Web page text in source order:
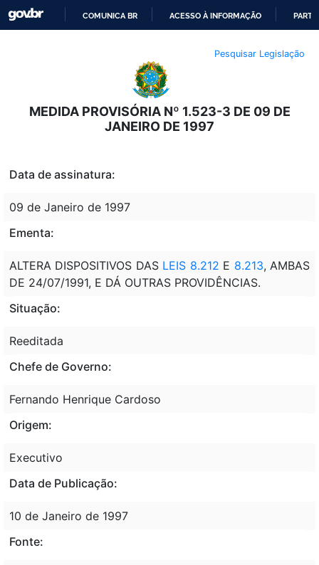
O
CONTEÚDO
COMUNICA BR ACESSO À INFORMAÇÃO
Pesquisar Legislação
MEDIDA PROVISÓRIA Nº 1.523-3 DE 09 DE
JANEIRO DE 1997
Data de assinatura:
09 de Janeiro de 1997
Ementa:
ALTERA DISPOSITIVOS DAS LEIS 8.212 E 8.213, AMBAS
DE 24/07/1991, E DÁ OUTRAS PROVIDÊNCIAS.
Situação:
Reeditada
Chefe de Governo:
Fernando Henrique Cardoso
Origem:
Executivo
Data de Publicação:
10 de Janeiro de 1997
Fonte: